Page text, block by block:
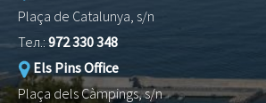
Plaça de Catalunya, s/n
Тел.:972 330 348
Els Pins Office
Plaça dels Càmpings, s/n